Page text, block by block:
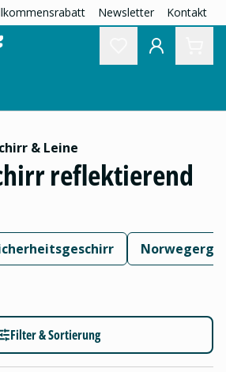
Newsletter Kontakt
& Leine
reflektierend
Filter & Sortierung